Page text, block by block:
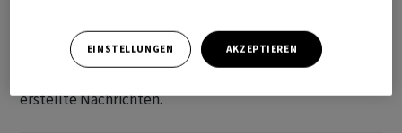
produziert werden. Für automatisch erzeugte
Meldungen gelten bei AWP die gleichen journalistischen
erstellte Nachrichten.
EINSTELLUNGEN AKZEPTIEREN